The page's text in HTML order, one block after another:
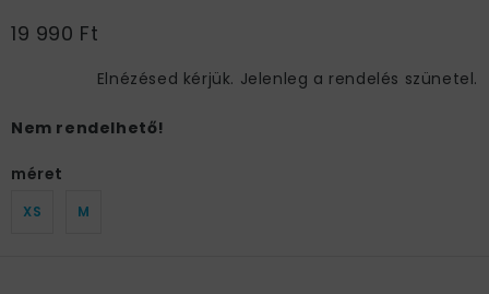
19 990 Ft
Elnézésed kérjük. Jelenleg a rendelés szünetel.
Nem rendelhető!
méret
XS M